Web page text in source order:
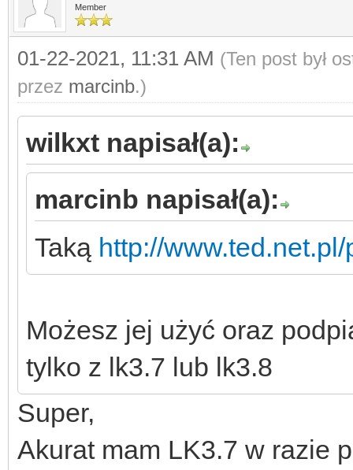
Member
01-22-2021, 11:31 AM (Ten post był
przez marcinb.)
wilkxt napisał(a):
marcinb napisał(a):
Taką http://
Możesz jej użyć oraz
tylko z lk3.7 lub lk3.8
Super,
Akurat mam LK3.7 w razie